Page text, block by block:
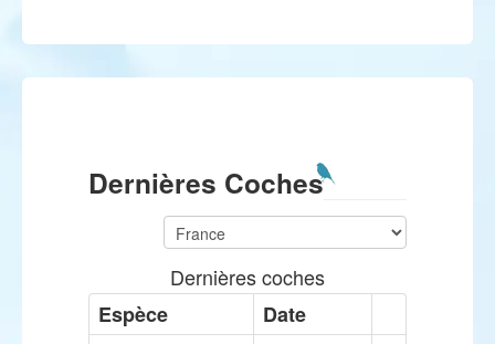
Dernières Coches
Dernières coches
Espèce
Date